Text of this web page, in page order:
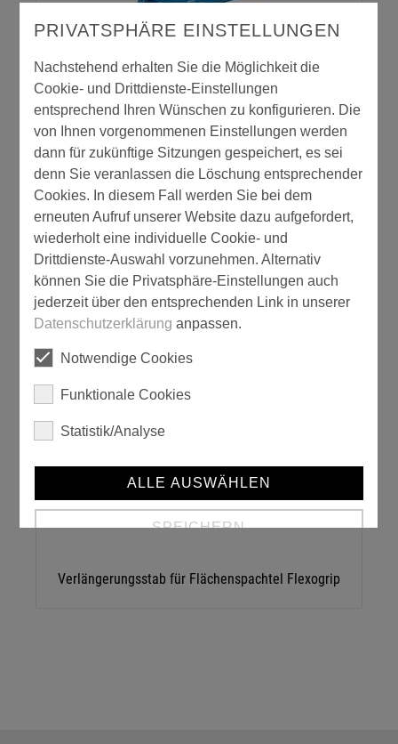
Teleskopschleifer
Verlängerungsstab für Flächenspachtel Flexogrip
PRIVATSPHÄRE EINSTELLUNGEN
Nachstehend erhalten Sie die Möglichkeit die
Cookie- und Drittdienste-Einstellungen
entsprechend Ihren Wünschen zu konfigurieren. Die
von Ihnen vorgenommenen Einstellungen werden
dann für zukünftige Sitzungen gespeichert, es sei
denn Sie veranlassen die Löschung entsprechender
Cookies. In diesem Fall werden Sie bei dem
erneuten Aufruf unserer Website dazu aufgefordert,
wiederholt eine individuelle Cookie- und
Drittdienste-Auswahl vorzunehmen. Alternativ
können Sie die Privatsphäre-Einstellungen auch
jederzeit über den entsprechenden Link in unserer
Datenschutzerklärung anpassen.
Notwendige Cookies
Funktionale Cookies
Statistik/Analyse
ALLE AUSWÄHLEN
SPEICHERN
Details anzeigen